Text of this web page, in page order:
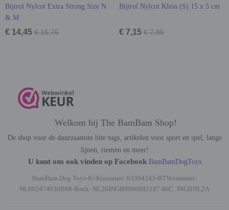
Bijtrol Nylcot Extra Strong Size N
& M
€ 14,45 € 15,75
Bijtrol Nylcot Klein (S) 15 x 5 cm
€ 7,15 € 7,85
Welkom bij The BamBam Shop!
De shop voor de duurzaamste bite tugs, artikelen voor sport en spel, lange
lijnen, riemen en meer!
U kunt ons ook vinden op Facebook BamBamDogToys
BamBam Dog Toys-KvKnummer: 63394243-BTWnummer:
NL002474630B88-Bank: NL26INGB0006882187-BIC: INGBNL2A